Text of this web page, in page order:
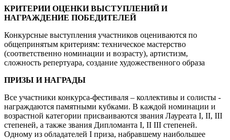
КРИТЕРИИ ОЦЕНКИ ВЫСТУПЛЕНИЙ И
НАГРАЖДЕНИЕ ПОБЕДИТЕЛЕЙ
Конкурсные выступления участников оцениваются по
общепринятым критериям: техническое мастерство
(соответственно номинации и возрасту), артистизм,
сложность репертуара, создание художественного образа
ПРИЗЫ И НАГРАДЫ
Все участники конкурса-фестиваля – коллективы и солисты -
награждаются памятными кубками. В каждой номинации и
возрастной категории присваиваются звания Лауреата I, II, III
степеней, а также звания Дипломанта I, II III степеней.
Одному из обладателей I приза, набравшему наибольшее